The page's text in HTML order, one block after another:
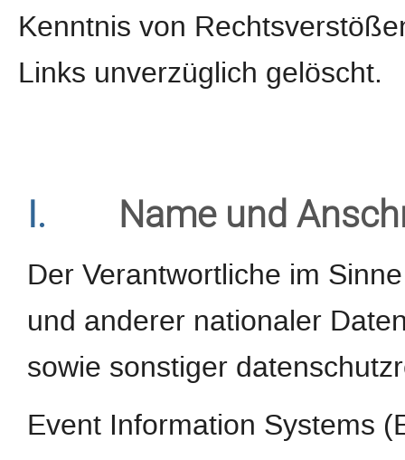
Kenntnis von
Links unverzüglich gelöscht.
I. Name und
Der Verantwortliche im
und anderer nationaler
sowie sonstiger
Event Information Systems